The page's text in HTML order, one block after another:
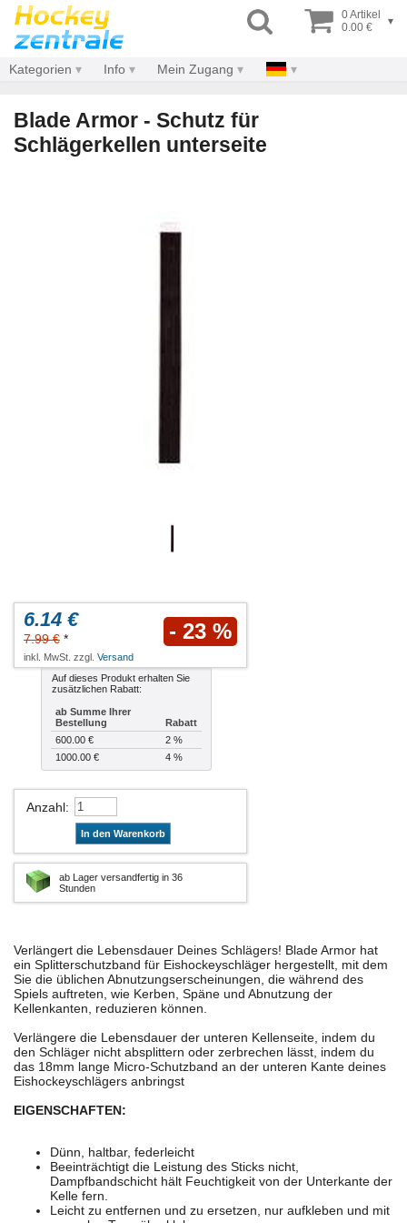
0 Artikel
0.00 €
▾
Kategorien Info Mein Zugang
Blade Armor - Schutz für
Schlägerkellen unterseite
6.14 €
7.99 € * - 23 %
inkl. MwSt. zzgl. Versand
Auf dieses Produkt erhalten Sie
zusätzlichen Rabatt:
ab Summe Ihrer
Bestellung
Rabatt
600.00 €
2 %
1000.00 €
4 %
Anzahl:
In den Warenkorb
ab Lager versandfertig in 36
Stunden
Verlängert die Lebensdauer Deines Schlägers! Blade Armor hat
ein Splitterschutzband für Eishockeyschläger hergestellt, mit dem
Sie die üblichen Abnutzungserscheinungen, die während des
Spiels auftreten, wie Kerben, Späne und Abnutzung der
Kellenkanten, reduzieren können.
Verlängere die Lebensdauer der unteren Kellenseite, indem du
den Schläger nicht absplittern oder zerbrechen lässt, indem du
das 18mm lange Micro-Schutzband an der unteren Kante deines
Eishockeyschlägers anbringst
EIGENSCHAFTEN:
Dünn, haltbar, federleicht
Beeinträchtigt die Leistung des Sticks nicht,
Dampfbandschicht hält Feuchtigkeit von der Unterkante der
Kelle fern.
Leicht zu entfernen und zu ersetzen, nur aufkleben und mit